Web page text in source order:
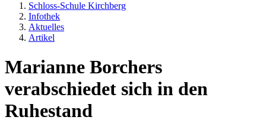
Schloss-Schule Kirchberg
Infothek
Aktuelles
Artikel
Marianne Borchers
verabschiedet sich in den
Ruhestand